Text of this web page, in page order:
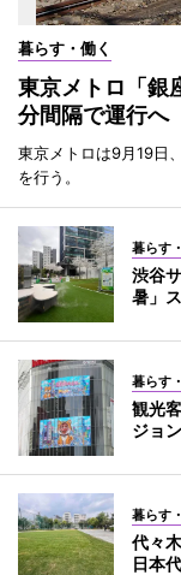
暮らす・働く
東京メトロ「
分間隔で運行へ
東京メトロは9月19日
を行う。
暮らす
渋谷
暑」
暮らす
観光
ジョ
暮らす
代々
日本